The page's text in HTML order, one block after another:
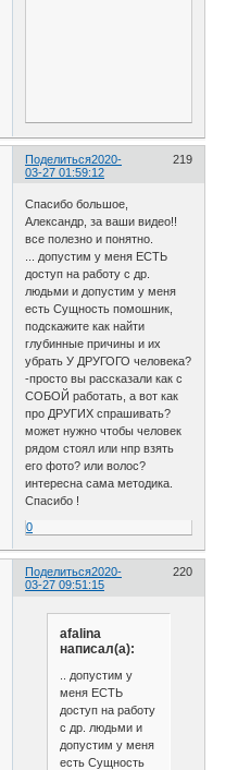
Поделиться 219
2020-
03-27 01:59:12
Спасибо большое,
Александр, за ваши видео!!
все полезно и понятно.
... допустим у меня ЕСТЬ
доступ на работу с др.
людьми и допустим у меня
есть Сущность помошник,
подскажите как найти
глубинные причины и их
убрать У ДРУГОГО человека?
-просто вы рассказали как с
СОБОЙ работать, а вот как
про ДРУГИХ спрашивать?
может нужно чтобы человек
рядом стоял или нпр взять
его фото? или волос?
интересна сама методика.
Спасибо !
0
Поделиться 220
2020-
03-27 09:51:15
afalina
написал(а):
.. допустим у
меня ЕСТЬ
доступ на работу
с др. людьми и
допустим у меня
есть Сущность